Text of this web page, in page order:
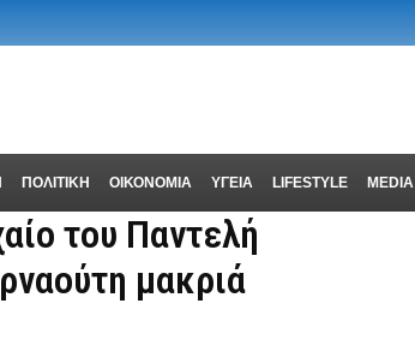
ΠΟΛΙΤΙΚΗ ΟΙΚΟΝΟΜΙΑ ΥΓΕΙΑ LIFESTYLE MEDIA
του Παντελή
μακριά